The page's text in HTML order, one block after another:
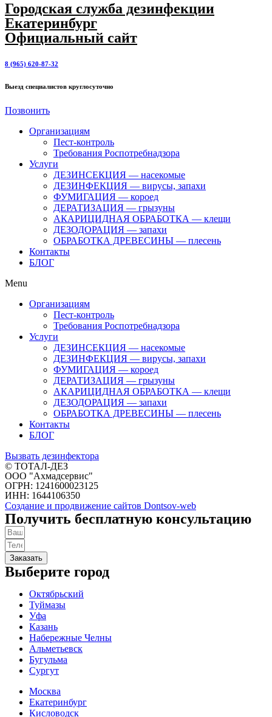
Городская служба дезинфекции
Екатеринбург
Официальный сайт
8 (965) 620-87-32
Выезд специалистов круглосуточно
Позвонить
Организациям
Пест-контроль
Требования Роспотребнадзора
Услуги
ДЕЗИНСЕКЦИЯ — насекомые
ДЕЗИНФЕКЦИЯ — вирусы, запахи
ФУМИГАЦИЯ — короед
ДЕРАТИЗАЦИЯ — грызуны
АКАРИЦИДНАЯ ОБРАБОТКА — клещи
ДЕЗОДОРАЦИЯ — запахи
ОБРАБОТКА ДРЕВЕСИНЫ — плесень
Контакты
БЛОГ
Menu
Организациям
Пест-контроль
Требования Роспотребнадзора
Услуги
ДЕЗИНСЕКЦИЯ — насекомые
ДЕЗИНФЕКЦИЯ — вирусы, запахи
ФУМИГАЦИЯ — короед
ДЕРАТИЗАЦИЯ — грызуны
АКАРИЦИДНАЯ ОБРАБОТКА — клещи
ДЕЗОДОРАЦИЯ — запахи
ОБРАБОТКА ДРЕВЕСИНЫ — плесень
Контакты
БЛОГ
Вызвать дезинфектора
© ТОТАЛ-ДЕЗ
ООО "Ахмадсервис"
ОГРН: 1241600023125
ИНН: 1644106350
Создание и продвижение сайтов Dontsov-web
Получить бесплатную консультацию
Заказать
Выберите город
Октябрьский
Туймазы
Уфа
Казань
Набережные Челны
Альметьевск
Бугульма
Сургут
Москва
Екатеринбург
Кисловодск